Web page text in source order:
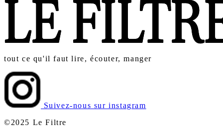
tout ce qu'il faut lire, écouter, manger
Suivez-nous sur instagram
©2025 Le Filtre